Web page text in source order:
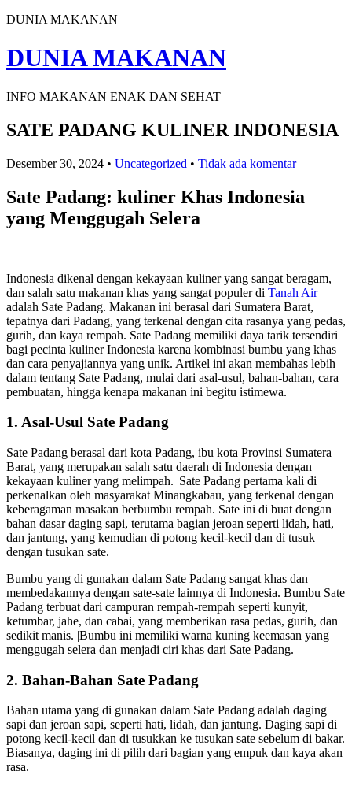
DUNIA MAKANAN
DUNIA MAKANAN
INFO MAKANAN ENAK DAN SEHAT
SATE PADANG KULINER INDONESIA
Desember 30, 2024 • Uncategorized • Tidak ada komentar
Sate Padang: kuliner Khas Indonesia
yang Menggugah Selera
Indonesia dikenal dengan kekayaan kuliner yang sangat beragam,
dan salah satu makanan khas yang sangat populer di Tanah Air
adalah Sate Padang. Makanan ini berasal dari Sumatera Barat,
tepatnya dari Padang, yang terkenal dengan cita rasanya yang pedas,
gurih, dan kaya rempah. Sate Padang memiliki daya tarik tersendiri
bagi pecinta kuliner Indonesia karena kombinasi bumbu yang khas
dan cara penyajiannya yang unik. Artikel ini akan membahas lebih
dalam tentang Sate Padang, mulai dari asal-usul, bahan-bahan, cara
pembuatan, hingga kenapa makanan ini begitu istimewa.
1. Asal-Usul Sate Padang
Sate Padang berasal dari kota Padang, ibu kota Provinsi Sumatera
Barat, yang merupakan salah satu daerah di Indonesia dengan
kekayaan kuliner yang melimpah. |Sate Padang pertama kali di
perkenalkan oleh masyarakat Minangkabau, yang terkenal dengan
keberagaman masakan berbumbu rempah. Sate ini di buat dengan
bahan dasar daging sapi, terutama bagian jeroan seperti lidah, hati,
dan jantung, yang kemudian di potong kecil-kecil dan di tusuk
dengan tusukan sate.
Bumbu yang di gunakan dalam Sate Padang sangat khas dan
membedakannya dengan sate-sate lainnya di Indonesia. Bumbu Sate
Padang terbuat dari campuran rempah-rempah seperti kunyit,
ketumbar, jahe, dan cabai, yang memberikan rasa pedas, gurih, dan
sedikit manis. |Bumbu ini memiliki warna kuning keemasan yang
menggugah selera dan menjadi ciri khas dari Sate Padang.
2. Bahan-Bahan Sate Padang
Bahan utama yang di gunakan dalam Sate Padang adalah daging
sapi dan jeroan sapi, seperti hati, lidah, dan jantung. Daging sapi di
potong kecil-kecil dan di tusukkan ke tusukan sate sebelum di bakar.
Biasanya, daging ini di pilih dari bagian yang empuk dan kaya akan
rasa.